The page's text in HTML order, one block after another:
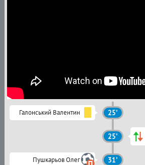
Галонський Валентин 25'
25'
Пушкарьов Олег 31'